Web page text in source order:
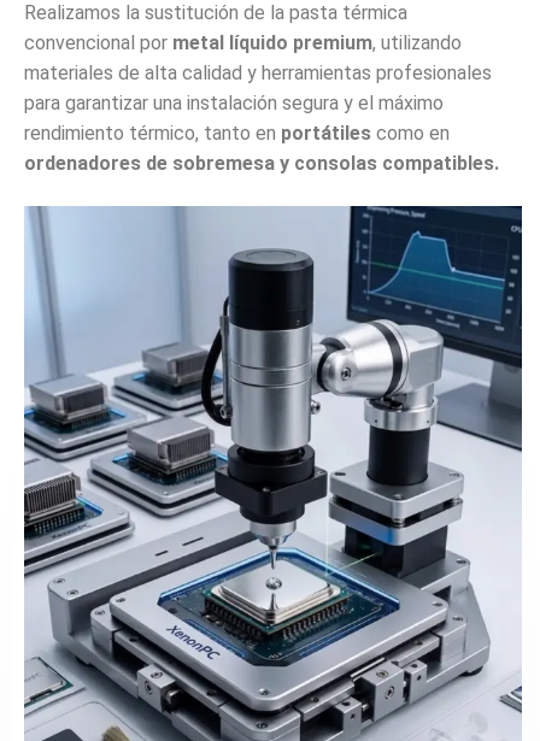
Realizamos la sustitución de la pasta térmica
convencional por metal líquido premium, utilizando
materiales de alta calidad y herramientas profesionales
para garantizar una instalación segura y el máximo
rendimiento térmico, tanto en portátiles como en
ordenadores de sobremesa y consolas compatibles.